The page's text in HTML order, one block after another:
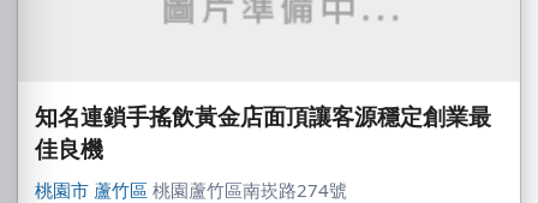
知名連鎖手搖飲黃金店面頂讓客源穩定創業最
佳良機
桃園市 蘆竹區 桃園蘆竹區南崁路274號